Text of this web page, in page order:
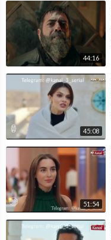
44:16
45:08
51:54